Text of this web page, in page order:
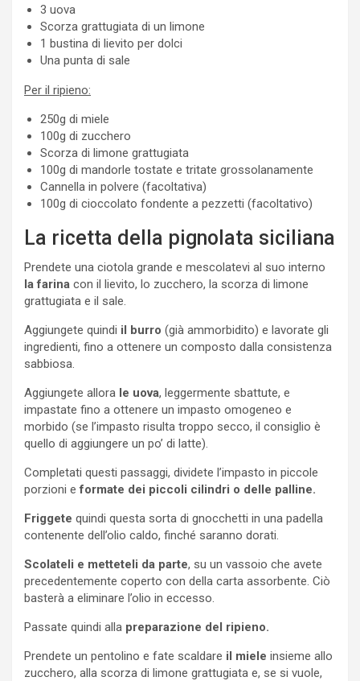
3 uova
Scorza grattugiata di un limone
1 bustina di lievito per dolci
Una punta di sale
Per il ripieno:
250g di miele
100g di zucchero
Scorza di limone grattugiata
100g di mandorle tostate e tritate grossolanamente
Cannella in polvere (facoltativa)
100g di cioccolato fondente a pezzetti (facoltativo)
La ricetta della pignolata siciliana
Prendete una ciotola grande e mescolatevi al suo interno
la farina con il lievito, lo zucchero, la scorza di limone
grattugiata e il sale.
Aggiungete quindi il burro (già ammorbidito) e lavorate gli
ingredienti, fino a ottenere un composto dalla consistenza
sabbiosa.
Aggiungete allora le uova, leggermente sbattute, e
impastate fino a ottenere un impasto omogeneo e
morbido (se l’impasto risulta troppo secco, il consiglio è
quello di aggiungere un po’ di latte).
Completati questi passaggi, dividete l’impasto in piccole
porzioni eformate dei piccoli cilindri o delle palline.
Friggete quindi questa sorta di gnocchetti in una padella
contenente dell’olio caldo, finché saranno dorati.
Scolateli e metteteli da parte, su un vassoio che avete
precedentemente coperto con della carta assorbente. Ciò
basterà a eliminare l’olio in eccesso.
Passate quindi alla preparazione del ripieno.
Prendete un pentolino e fate scaldare il miele insieme allo
zucchero, alla scorza di limone grattugiata e, se si vuole,